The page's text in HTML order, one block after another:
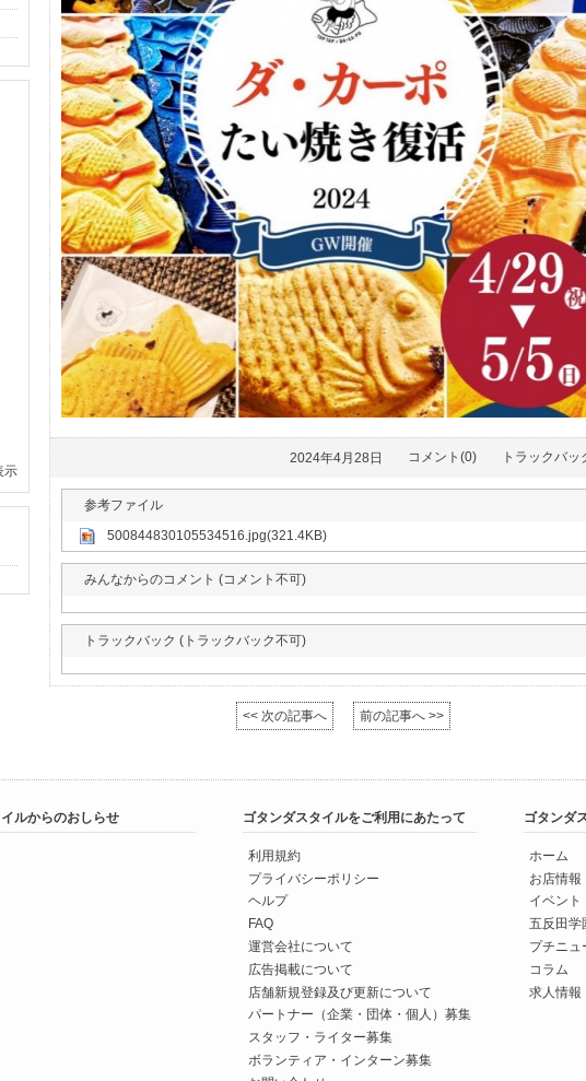
示
2024年4月28日 コメント(0) トラックバッ
参考ファイル
500844830105534516.jpg(321.4KB)
みんなからのコメント (コメント不可)
トラックバック (トラックバック不可)
<< 次の記事へ 前の記事へ >>
ルからのおしらせ ゴタンダスタイルをご利用にあたって
利用規約
プライバシーポリシー
ヘルプ
FAQ
運営会社について
広告掲載について
店舗新規登録及び更新について
パートナー（企業・団体・個人）募集
スタッフ・ライター募集
ボランティア・インターン募集
ゴタンダ
ホーム
お店情報
イベント
五反田学
プチニュ
コラム
求人情報